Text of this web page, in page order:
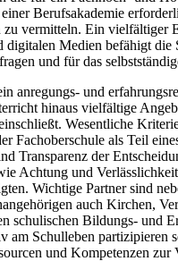
Berufsakademie
zu vermitteln. Ein vielfältiger
digitalen Medien befähigt die
und für das
anregungs- und
hinaus vielfältige
Wesentliche
Fachoberschule als Teil
Transparenz der
Achtung und
Wichtige Partner sind
auch Kirchen,
schulischen Bildungs- und
am Schulleben partizipieren
und Kompetenzen zur